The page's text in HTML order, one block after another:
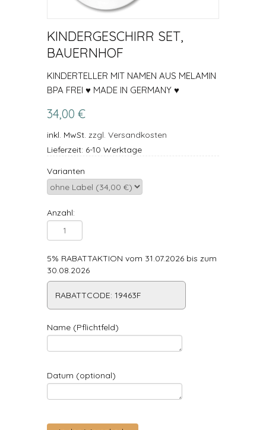
KINDERGESCHIRR SET,
BAUERNHOF
KINDERTELLER MIT NAMEN AUS MELAMIN
BPA FREI ♥ MADE IN GERMANY ♥
34,00 €
inkl. MwSt. zzgl. Versandkosten
Lieferzeit: 6-10 Werktage
Varianten
Anzahl:
5% RABATTAKTION vom 31.07.2026 bis zum
30.08.2026
RABATTCODE: 19463F
Name (Pflichtfeld)
Datum (optional)